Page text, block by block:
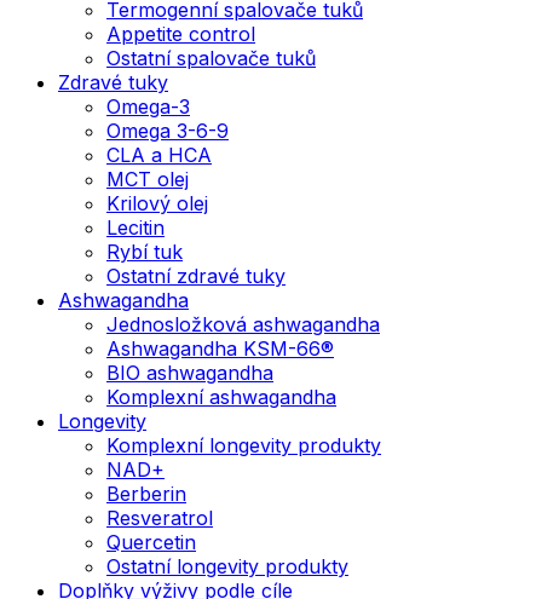
Termogenní spalovače tuků
Appetite control
Ostatní spalovače tuků
Zdravé tuky
Omega-3
Omega 3-6-9
CLA a HCA
MCT olej
Krilový olej
Lecitin
Rybí tuk
Ostatní zdravé tuky
Ashwagandha
Jednosložková ashwagandha
Ashwagandha KSM-66®
BIO ashwagandha
Komplexní ashwagandha
Longevity
Komplexní longevity produkty
NAD+
Berberin
Resveratrol
Quercetin
Ostatní longevity produkty
Doplňky výživy podle cíle